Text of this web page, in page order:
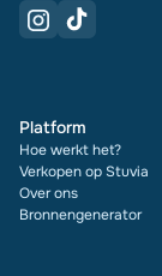
Platform
Hoe werkt het?
Verkopen op Stuvia
Over ons
Bronnengenerator